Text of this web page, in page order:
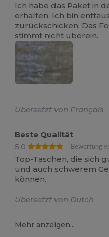
Ich habe das Paket in
erhalten. Ich bin
zurückschicken. Das
stimmt nicht überein.
Übersetzt von Français
Beste Qualität
5.0
Bewertung
Top-Taschen, die sich
und auch schwerem
können.
Übersetzt von Dutch
Mehr anzeigen...